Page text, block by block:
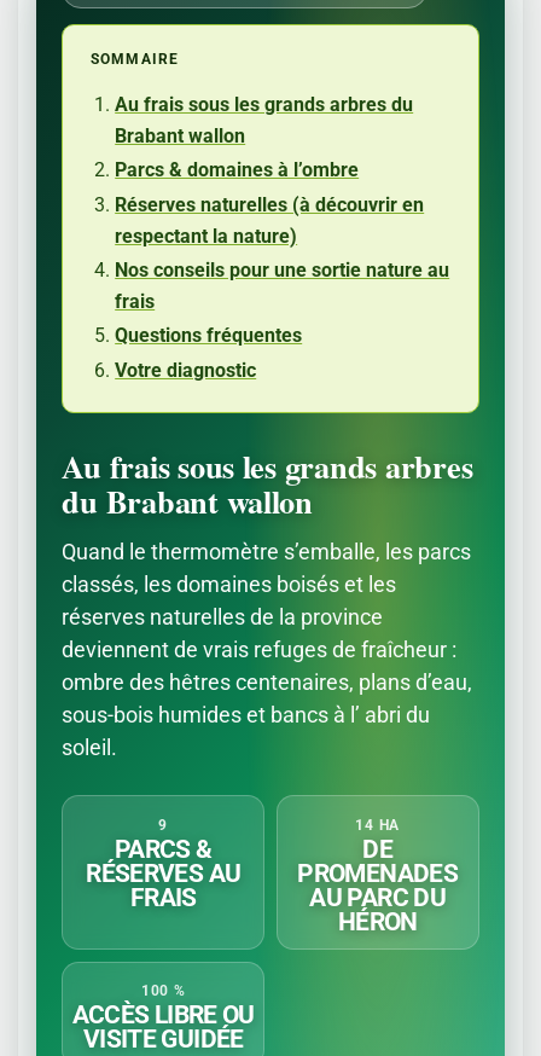
SOMMAIRE
Au frais sous les grands arbres du
Brabant wallon
Parcs & domaines à l’ombre
Réserves naturelles (à découvrir en
respectant la nature)
Nos conseils pour une sortie nature au
frais
Questions fréquentes
Votre diagnostic
Au frais sous les grands arbres
du Brabant wallon
Quand le thermomètre s’emballe, les parcs
classés, les domaines boisés et les
réserves naturelles de la province
deviennent de vrais refuges de fraîcheur :
ombre des hêtres centenaires, plans d’eau,
sous-bois humides et bancs à l’ abri du
soleil.
9
PARCS &
RÉSERVES AU
FRAIS
14 HA
DE
PROMENADES
AU PARC DU
HÉRON
100 %
ACCÈS LIBRE OU
VISITE GUIDÉE